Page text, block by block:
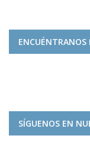
ENCUÉNTRANOS
SÍGUENOS EN